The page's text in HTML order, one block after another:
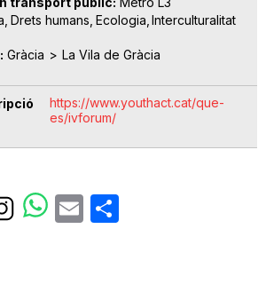
Drets humans Ecologia Interculturalitat
Gràcia La Vila de Gràcia
https://www.youthact.cat/que-
es/ivforum/
Email